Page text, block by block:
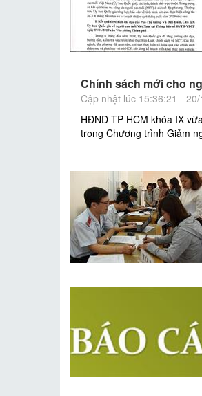
Chính sách mới cho
Cập nhật lúc 15:36:21 -
HĐND TP HCM khóa IX
trong Chương trình Giảm